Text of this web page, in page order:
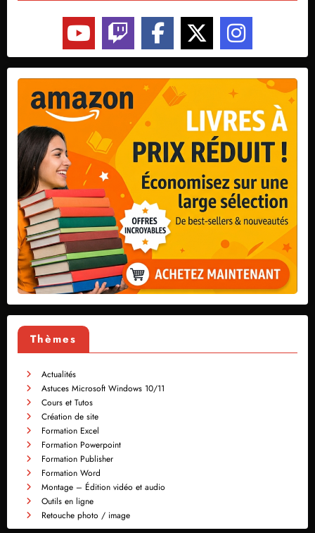
Thèmes
Actualités
Astuces Microsoft Windows 10/11
Cours et Tutos
Création de site
Formation Excel
Formation Powerpoint
Formation Publisher
Formation Word
Montage – Édition vidéo et audio
Outils en ligne
Retouche photo / image